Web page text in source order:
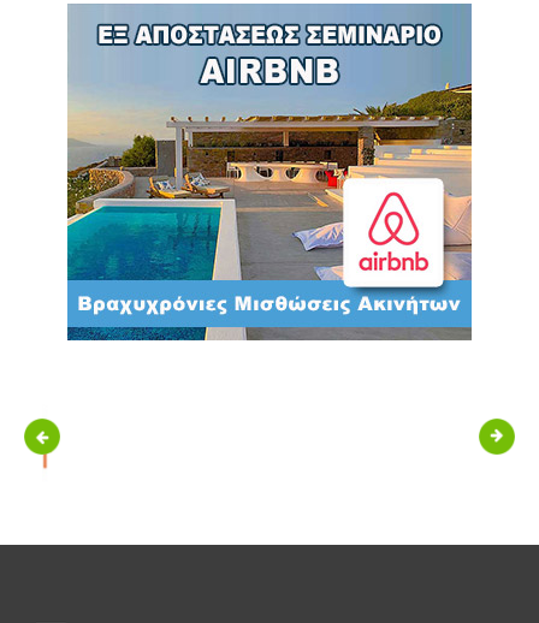
Previous Next